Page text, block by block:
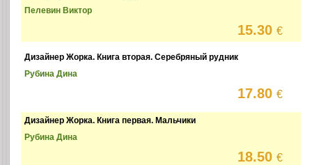
Пелевин Виктор
15.30€
Дизайнер Жорка. Книга вторая. Серебряный рудник
Рубина Дина
17.80€
Дизайнер Жорка. Книга первая. Мальчики
Рубина Дина
18.50€